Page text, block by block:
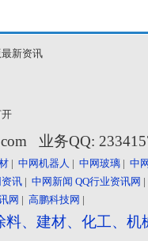
新资讯
业务QQ:
| 中网机器人 | 中网玻璃 | 中
讯 | 中网新闻 QQ行业资讯网
网 | 高鹏科技网 |
料、建材、化工、